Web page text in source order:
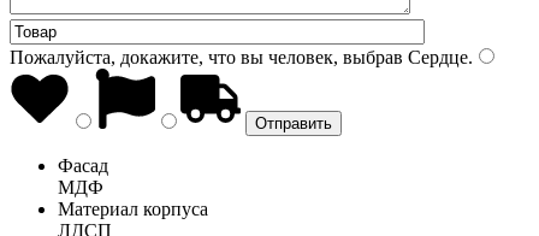
Пожалуйста, докажите, что вы человек, выбрав Сердце.
Фасад
МДФ
Материал корпуса
ЛДСП